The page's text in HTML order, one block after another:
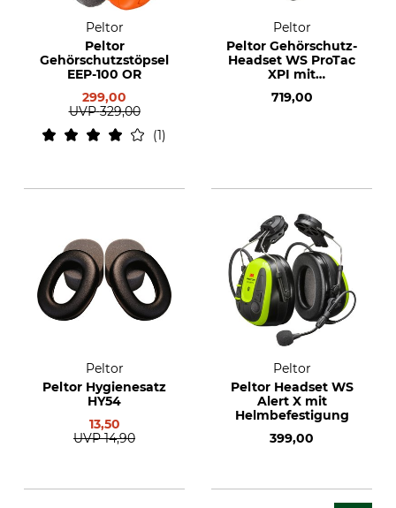
Peltor
Peltor
Gehörschutzstöpsel
EEP-100 OR
299,00
UVP 329,00
1
Peltor
Peltor Gehörschutz-
Headset WS ProTac
XPI mit
719,00
Peltor
Peltor Hygienesatz
HY54
13,50
UVP 14,90
Peltor
Peltor Headset WS
Alert X mit
Helmbefestigung
399,00